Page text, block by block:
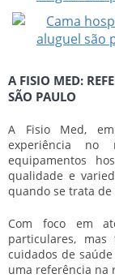
A FISIO MED:
SÃO PAULO
A Fisio Med,
experiência no
equipamentos
qualidade e
quando se trata de
Com foco em
particulares, mas
cuidados de
uma referência na